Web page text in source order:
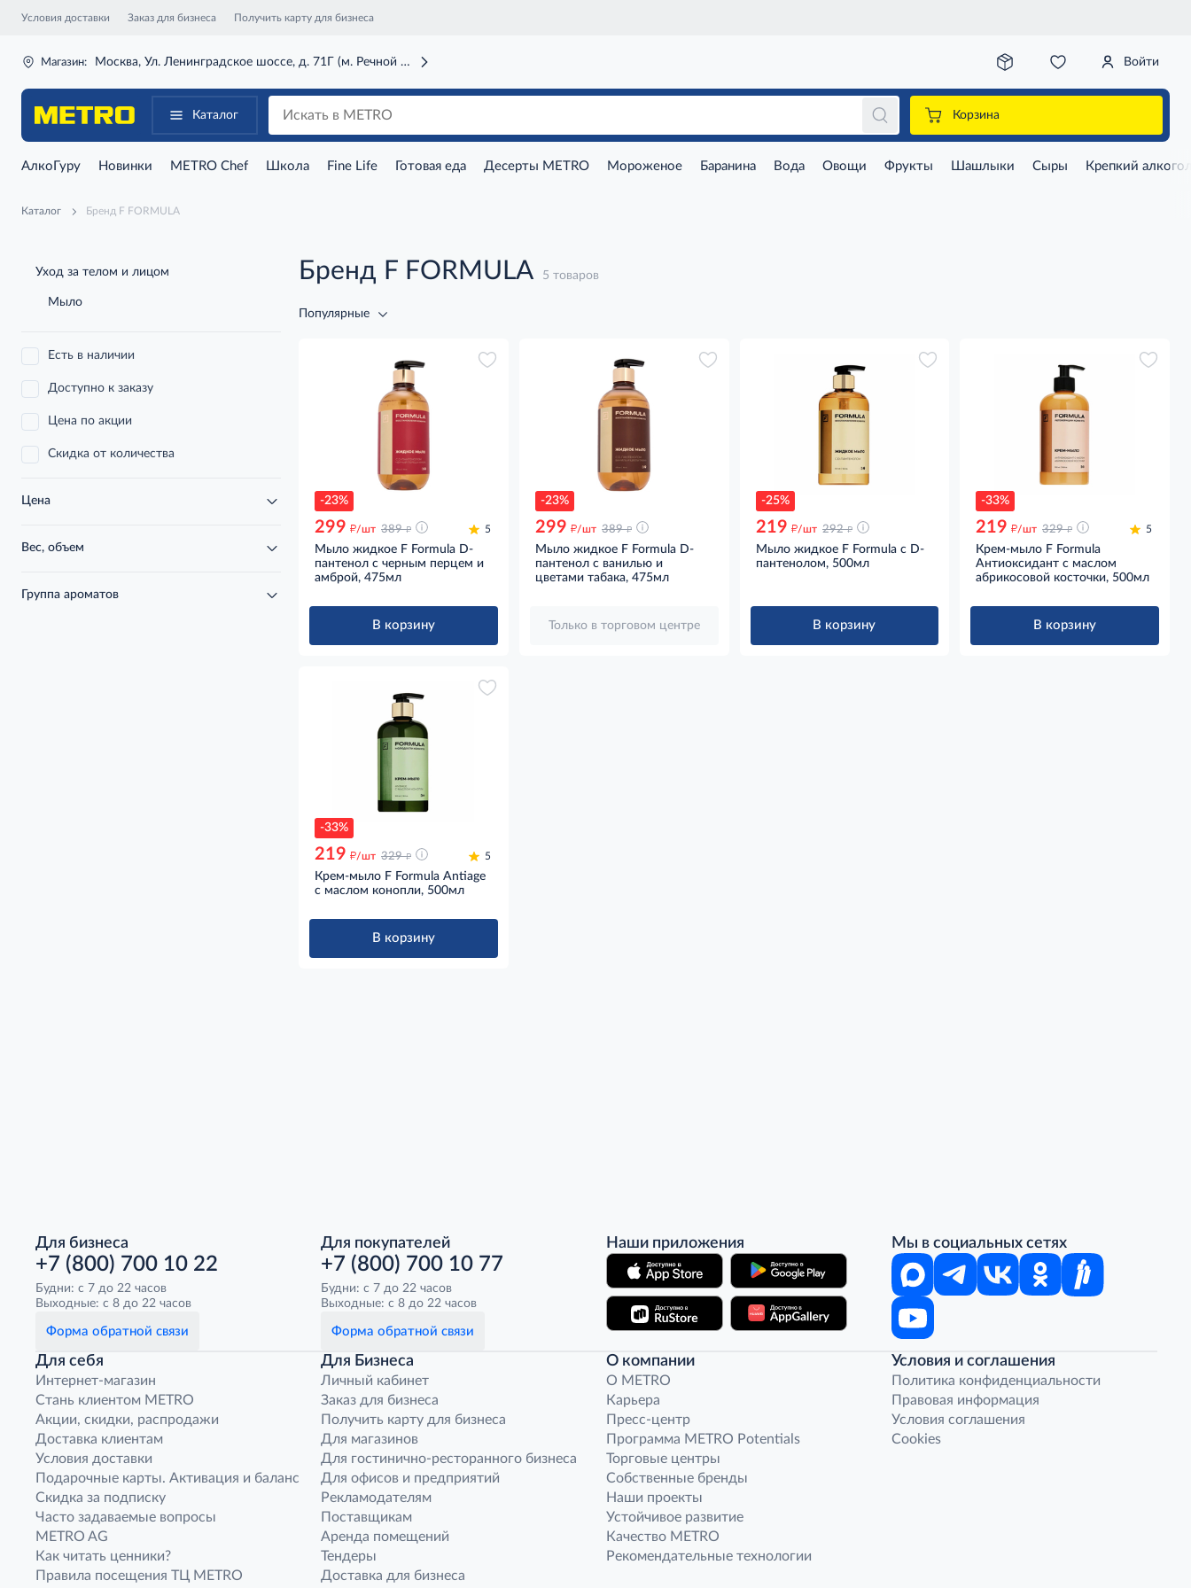
Условия доставки Заказ для бизнеса Получить карту для бизнеса
Магазин: Москва, Ул. Ленинградское шоссе, д. 71Г (м. Речной вокзал) Войти
Каталог Корзина
АлкоГуру Новинки METRO Chef Школа Fine Life Готовая еда Десерты METRO Мороженое Баранина Вода Овощи Фрукты Шашлыки Сыры Крепкий
Каталог Бренд F FORMULA
Уход за телом и лицом
Мыло
Есть в наличии
Доступно к заказу
Цена по акции
Скидка от количества
Цена
Вес, объем
Группа ароматов
Бренд F FORMULA 5 товаров
Популярные
-23%
299 д/шт 389 д 5
Мыло жидкое F Formula D-
пантенол с черным перцем и
амброй, 475мл
В корзину
-23%
299 д/шт 389 д
Мыло жидкое F Formula D-
пантенол с ванилью и
цветами табака, 475мл
Только в торговом центре
-25%
219 д/шт 292 д
Мыло жидкое F Formula с D-
пантенолом, 500мл
В корзину
-33%
219 д/шт 329 д 5
Крем-мыло F Formula
Антиоксидант с маслом
абрикосовой косточки, 500мл
В корзину
-33%
219 д/шт 329 д 5
Крем-мыло F Formula Antiage
с маслом конопли, 500мл
В корзину
Для бизнеса
+7 (800) 700 10 22
Будни: с 7 до 22 часов
Выходные: с 8 до 22 часов
Форма обратной связи
Для покупателей
+7 (800) 700 10 77
Будни: с 7 до 22 часов
Выходные: с 8 до 22 часов
Форма обратной связи
Наши приложения Мы в социальных сетях
Для себя
Интернет-магазин
Стань клиентом METRO
Акции, скидки, распродажи
Доставка клиентам
Условия доставки
Подарочные карты. Активация и баланс
Скидка за подписку
Часто задаваемые вопросы
METRO AG
Как читать ценники?
Правила посещения ТЦ METRO
Для Бизнеса
Личный кабинет
Заказ для бизнеса
Получить карту для бизнеса
Для магазинов
Для гостинично-ресторанного бизнеса
Для офисов и предприятий
Рекламодателям
Поставщикам
Аренда помещений
Тендеры
Доставка для бизнеса
О компании
O METRO
Карьера
Пресс-центр
Программа METRO Potentials
Торговые центры
Собственные бренды
Наши проекты
Устойчивое развитие
Качество METRO
Рекомендательные технологии
Условия и соглашения
Политика конфиденциальности
Правовая информация
Условия соглашения
Cookies